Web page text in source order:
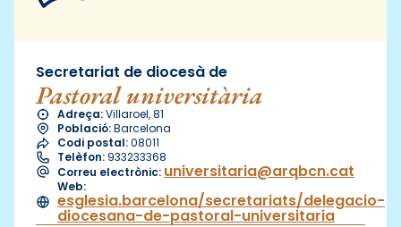
Secretariat de diocesà de
Pastoral universitària
Adreça:Villaroel, 81
Població:Barcelona
Codi postal:08011
Telèfon: 933233368
Correu electrònic: universitaria@arqbcn.cat
Web:
esglesia.barcelona/secretariats/delegacio-
diocesana-de-pastoral-universitaria